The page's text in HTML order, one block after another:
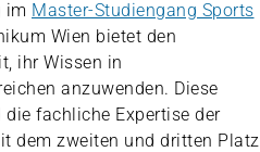
im Master-Studiengang Sports
Wien bietet den
ihr Wissen in
anzuwenden. Diese
fachliche Expertise der
dem zweiten und dritten Platz